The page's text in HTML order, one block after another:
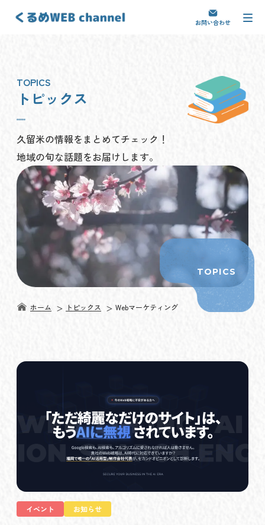
お問い合わせ
トピックス
久留米の情報をまとめてチェック！
地域の旬な話題をお届けします。
TOPICS
ホーム トピックス Webマーケティング
イベント お知らせ